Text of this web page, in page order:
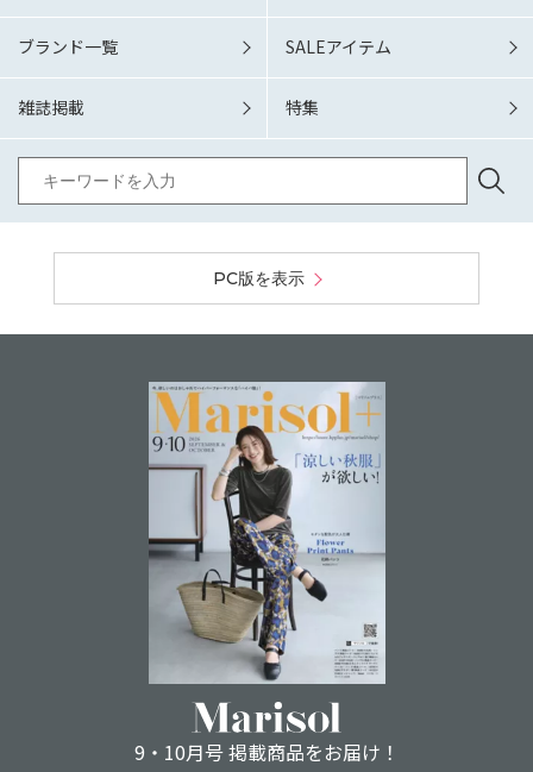
ブランド一覧 SALEアイテム
雑誌掲載 特集
PC版を表示
9・10月号 掲載商品をお届け！